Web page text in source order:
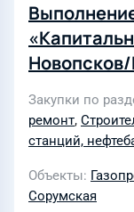
№000182,
515 - 551.
ЛПУМГ»
Закупки по
ремонт,
станций,
Объекты
Сорумская